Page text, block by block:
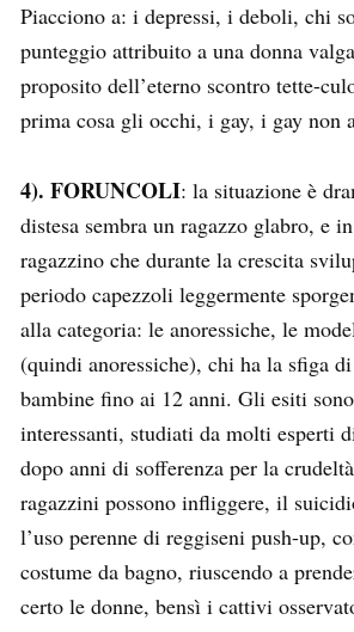
Piacciono a: i depressi, i deboli, chi
punteggio attribuito a una donna
proposito dell’eterno scontro tette-
prima cosa gli occhi, i gay, i gay non
4). FORUNCOLI: la situazione è
distesa sembra un ragazzo glabro, e
ragazzino che durante la crescita
periodo capezzoli leggermente
alla categoria: le anoressiche, le
(quindi anoressiche), chi ha la sfiga
bambine fino ai 12 anni. Gli esiti
interessanti, studiati da molti esperti
dopo anni di sofferenza per la
ragazzini possono infliggere, il
l’uso perenne di reggiseni push-up,
costume da bagno, riuscendo a
certo le donne, bensì i cattivi